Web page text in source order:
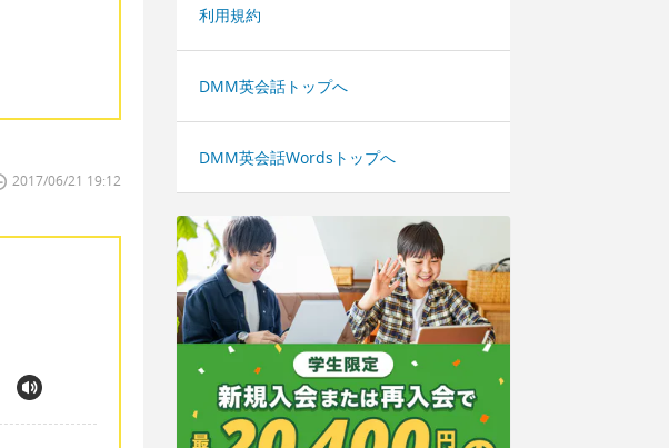
2017/06/21 19:12
利用規約
DMM英会話トップへ
DMM英会話Wordsトップへ